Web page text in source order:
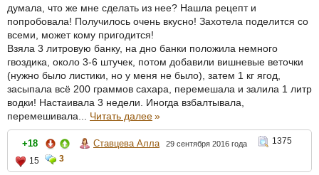
думала, что же мне сделать из нее? Нашла рецепт и
попробовала! Получилось очень вкусно! Захотела поделится со
всеми, может кому пригодится!
Взяла 3 литровую банку, на дно банки положила немного
гвоздика, около 3-6 штучек, потом добавили вишневые веточки
(нужно было листики, но у меня не было), затем 1 кг ягод,
засыпала всё 200 граммов сахара, перемешала и залила 1 литр
водки! Настаивала 3 недели. Иногда взбалтывала,
перемешивала... Читать далее»
+18 Ставцева Алла 29 сентября 2016 года
1375
15
3